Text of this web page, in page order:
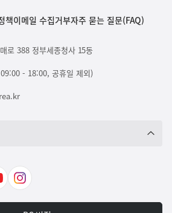
책이메일 수집거부자주 묻는 질문(FAQ)
로 388 정부세종청사 15동
- 18:00, 공휴일 제외)
인
타